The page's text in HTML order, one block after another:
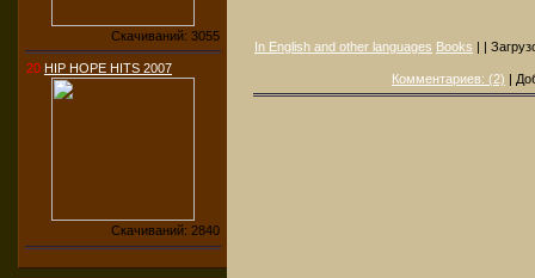
Скачиваний: 3055
20 HIP HOPE HITS 2007
Скачиваний: 2840
In English and other languages Books | |
Комментариев: (2) |